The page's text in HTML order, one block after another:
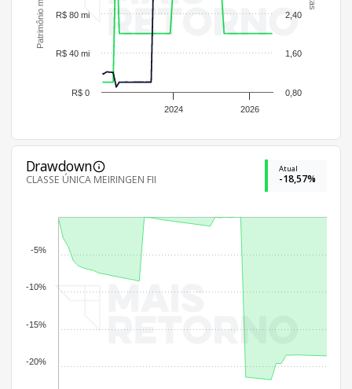
2024 2026
0,80
1,60
2,40
R$ 0
R$ 40 mi
R$ 80 mi
Drawdown
CLASSE ÚNICA MEIRINGEN FII
Atual
-18,57%
-20%
-15%
-10%
-5%